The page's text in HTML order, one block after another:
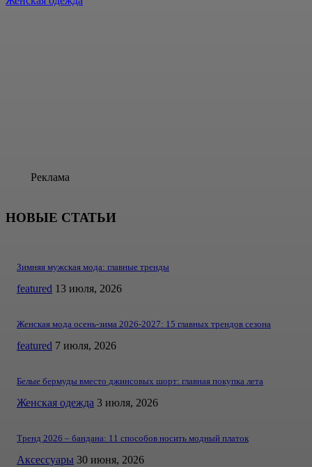
Реклама
НОВЫЕ СТАТЬИ
Зимняя мужская мода: главные тренды
featured 13 июля, 2026
Женская мода осень-зима 2026-2027: 15 главных трендов сезона
featured 7 июля, 2026
Белые бермуды вместо джинсовых шорт: главная покупка лета
Женская одежда 3 июля, 2026
Тренд 2026 – бандана: 11 способов носить модный платок
Аксессуары 30 июня, 2026